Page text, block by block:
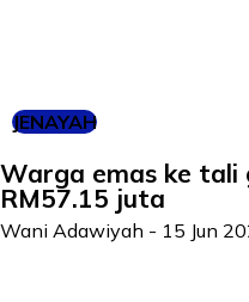
JENAYAH
Warga emas ke tali
RM57.15 juta
Wani Adawiyah - 15 Jun